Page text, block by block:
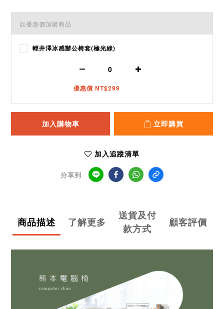
以優惠價加購商品
輕井澤冰感辦公椅套(極光綠)
優惠價 NT$299
加入購物車 立即購買
加入追蹤清單
分享到
商品描述 了解更多
送貨及付
款方式
顧客評價